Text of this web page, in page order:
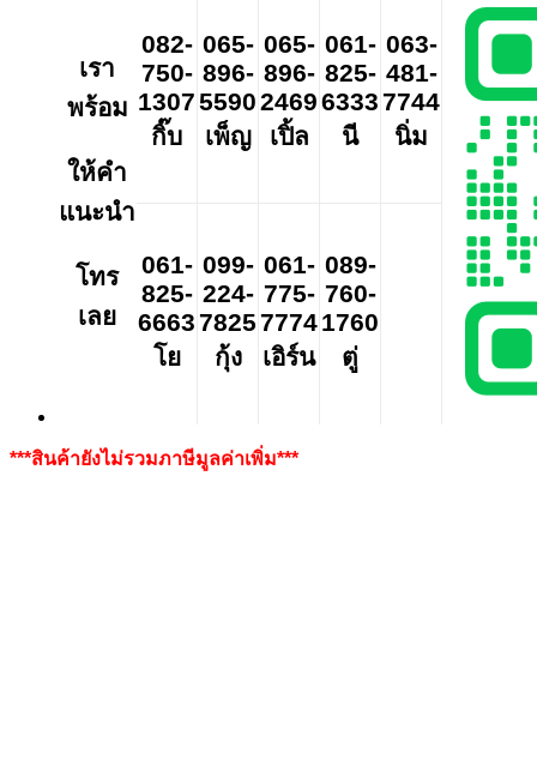
เรา
พร้อม
ให้คำ
แนะนำ
โทร
เลย
082-
750-
1307
กิ๊บ
065-
896-
5590
เพ็ญ
065-
896-
2469
เปิ้ล
061-
825-
6333
นี
063-
481-
7744
นิ่ม
061-
825-
6663
โย
099-
224-
7825
กุ้ง
061-
775-
7774
เอิร์น
089-
760-
1760
ตู่
***สินค้ายังไม่รวมภาษีมูลค่าเพิ่ม***